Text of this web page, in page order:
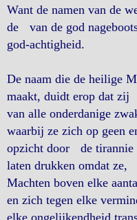
Want de namen van de
de van de god
god-achtigheid.
De naam die de heilige
maakt, duidt erop dat
van alle onderdanige
waarbij ze zich op geen
opzicht door de tirannie
laten drukken omdat ze,
Machten boven elke
en zich tegen elke
elke ongelijkendheid